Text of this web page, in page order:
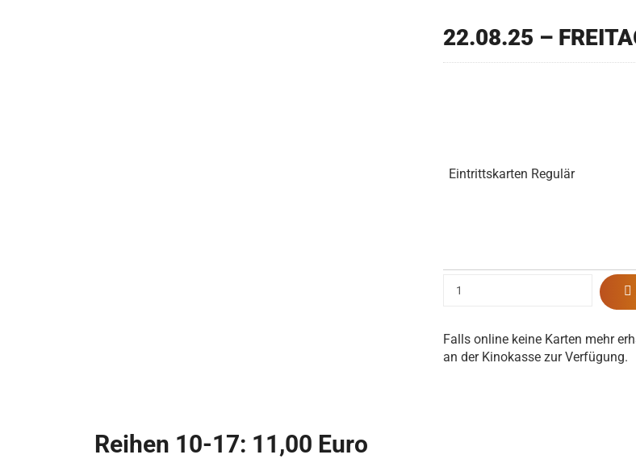
22.08.25 –
Eintrittskarten Regulär
Falls online keine Karten mehr
an der Kinokasse zur Verfügung.
Reihen 10-17: 11,00 Euro